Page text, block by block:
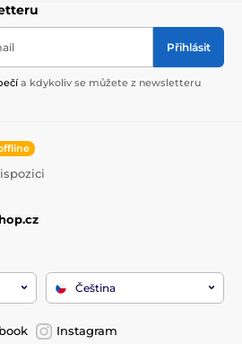
Přihlásit
a kdykoliv se můžete z newsletteru
Čeština
Instagram